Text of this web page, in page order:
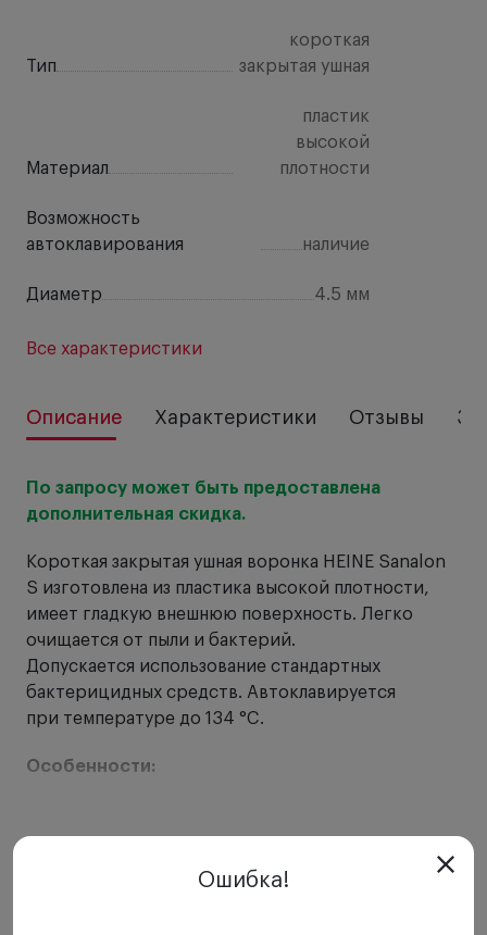
Тип
короткая
закрытая ушная
Материал
пластик
высокой
плотности
Возможность
автоклавирования
наличие
Диаметр 4.5 мм
Все характеристики
Описание Характеристики Отзывы
По запросу может быть предоставлена
дополнительная скидка.
Короткая закрытая ушная воронка HEINE Sanalon
S изготовлена из пластика высокой плотности,
имеет гладкую внешнюю поверхность. Легко
очищается от пыли и бактерий.
Допускается использование стандартных
бактерицидных средств. Автоклавируется
при температуре до 134 °C.
Особенности:
атравматическое введение.
Встроенное металлическое кольцо с двумя
штифтовыми замками. Надёжное крепление
Ошибка!